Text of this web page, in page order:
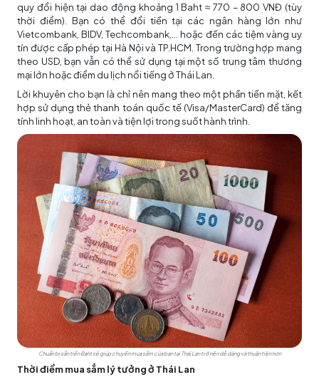
quy đổi hiện tại dao động khoảng 1 Baht ≈ 770 – 800 VNĐ (tùy
thời điểm). Bạn có thể đổi tiền tại các ngân hàng lớn như
Vietcombank, BIDV, Techcombank,… hoặc đến các tiệm vàng uy
tín được cấp phép tại Hà Nội và TP.HCM. Trong trường hợp mang
theo USD, bạn vẫn có thể sử dụng tại một số trung tâm thương
mại lớn hoặc điểm du lịch nổi tiếng ở Thái Lan.
Lời khuyên cho bạn là chỉ nên mang theo một phần tiền mặt, kết
hợp sử dụng thẻ thanh toán quốc tế (Visa/MasterCard) để tăng
tính linh hoạt, an toàn và tiện lợi trong suốt hành trình.
Chuẩn bị sẵn tiền Baht sẽ giúp chuyến mua sắm của bạn tại Thái Lan trở nên dễ dàng và thuận tiện hơn
Thời điểm mua sắm lý tưởng ở Thái Lan